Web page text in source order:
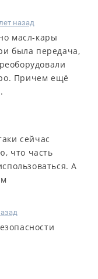
назад
масл-кары
была передача,
Причем ещё
сейчас
что часть
А